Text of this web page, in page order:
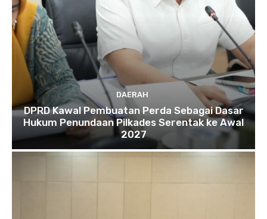
DAERAH
DPRD Kawal Pembuatan Perda Sebagai Dasar
Hukum Penundaan Pilkades Serentak ke Awal
2027